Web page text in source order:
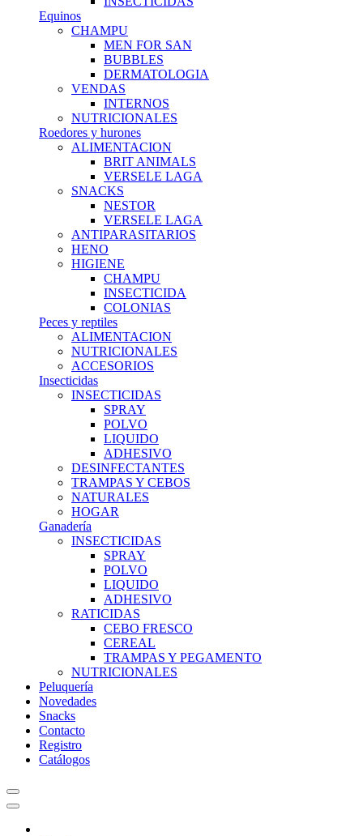
Equinos
CHAMPU
MEN FOR SAN
BUBBLES
DERMATOLOGIA
VENDAS
INTERNOS
NUTRICIONALES
Roedores y hurones
ALIMENTACION
BRIT ANIMALS
VERSELE LAGA
SNACKS
NESTOR
VERSELE LAGA
ANTIPARASITARIOS
HENO
HIGIENE
CHAMPU
INSECTICIDA
COLONIAS
Peces y reptiles
ALIMENTACION
NUTRICIONALES
ACCESORIOS
Insecticidas
INSECTICIDAS
SPRAY
POLVO
LIQUIDO
ADHESIVO
DESINFECTANTES
TRAMPAS Y CEBOS
NATURALES
HOGAR
Ganadería
INSECTICIDAS
SPRAY
POLVO
LIQUIDO
ADHESIVO
RATICIDAS
CEBO FRESCO
CEREAL
TRAMPAS Y PEGAMENTO
NUTRICIONALES
Peluquería
Novedades
Snacks
Contacto
Registro
Catálogos